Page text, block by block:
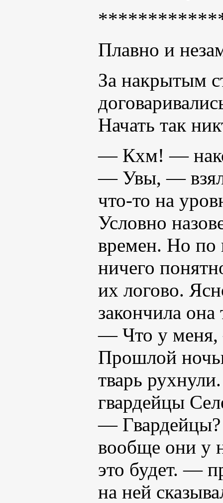
Плавно и
За накрытым
Начать так
— Кхм! —
— Увы, —
что-то на
Условно
времен. Но по
ничего
их логово.
закончила она
— Что у меня,
Прошлой
тварь
гвардейцы
— Гвардейцы?
вообще они у
это будет. —
на ней